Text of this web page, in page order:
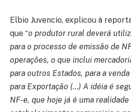
Elbio Juvencio, explicou à
que “o produtor rural deverá
para o processo de emissão de
operações, o que inclui
para outros Estados, para a
para Exportação (…) A idéia é
NF-e, que hoje já é uma realidade